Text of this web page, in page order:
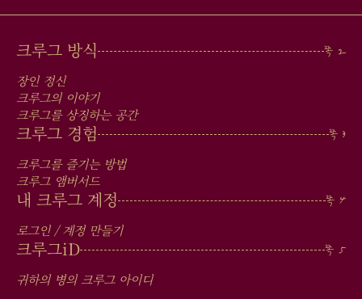
MAIN
MEN
IN
FOOTER
크루그 방식
장인 정신
크루그의 이야기
크루그를 상징하는 공간
크루그 경험
크루그를 즐기는 방법
크루그 앰버서드
내 크루그 계정
로그인 / 계정 만들기
크루그iD
귀하의 병의 크루그 아이디